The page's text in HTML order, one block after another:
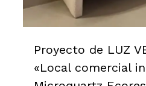
Proyecto de LUZ
«Local comercial